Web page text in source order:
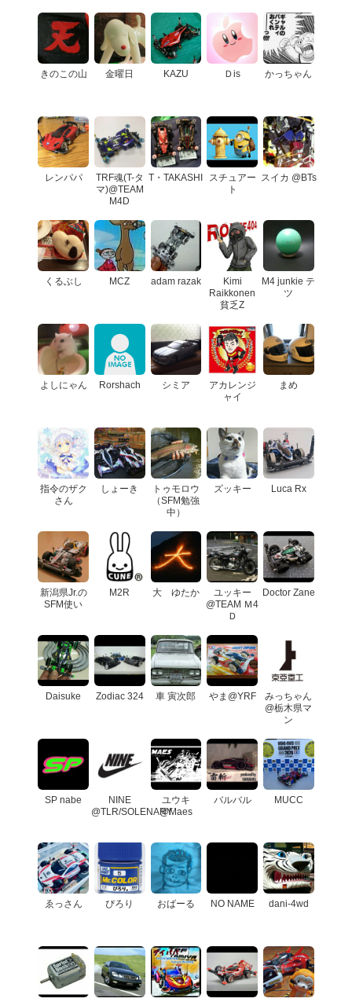
きのこの山 金曜日 KAZU Ｄis かっちゃん
レンパパ
TRF魂(T-タ
マ)@TEAM
M4D
T・TAKASHI
スチュアー
ト
スイカ @BTs
くるぶし MCZ adam razak
Kimi
Raikkonen
貧乏Z
M4 junkie テ
ツ
よしにゃん Rorshach シミア
アカレンジ
ャイ
まめ
指令のザク
さん
しょーき
トゥモロウ
（SFM勉強
中）
ズッキー Luca Rx
新潟県Jr.の
SFM使い
M2R 大 ゆたか
ユッキー
@TEAM Ｍ4
Ｄ
Doctor Zane
Daisuke Zodiac 324 車 寅次郎 やま@YRF
みっちゃん
@栃木県マ
ン
SP nabe
NINE
@TLR/SOLENARY
ユウキ
@Maes
バルバル MUCC
ゑっさん ぴろり おばーる NO NAME dani-4wd